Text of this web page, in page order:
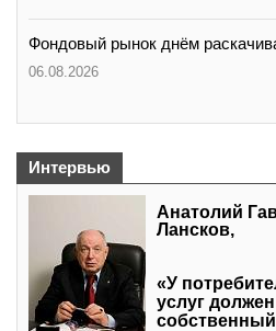
Фондовый рынок днём
06.08.2026
Интервью
Анатолий
Лансков,
«У
услуг